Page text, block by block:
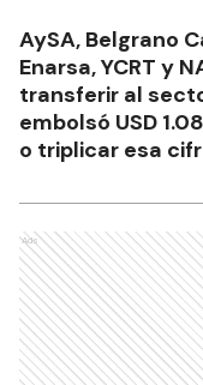
AySA, Belgrano
Enarsa, YCRT y
transferir al
embolsó USD
o triplicar esa
Ads